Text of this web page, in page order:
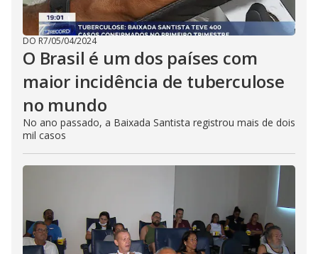
DO R7/05/04/2024
O Brasil é um dos países com
maior incidência de tuberculose
no mundo
No ano passado, a Baixada Santista registrou mais de dois
mil casos